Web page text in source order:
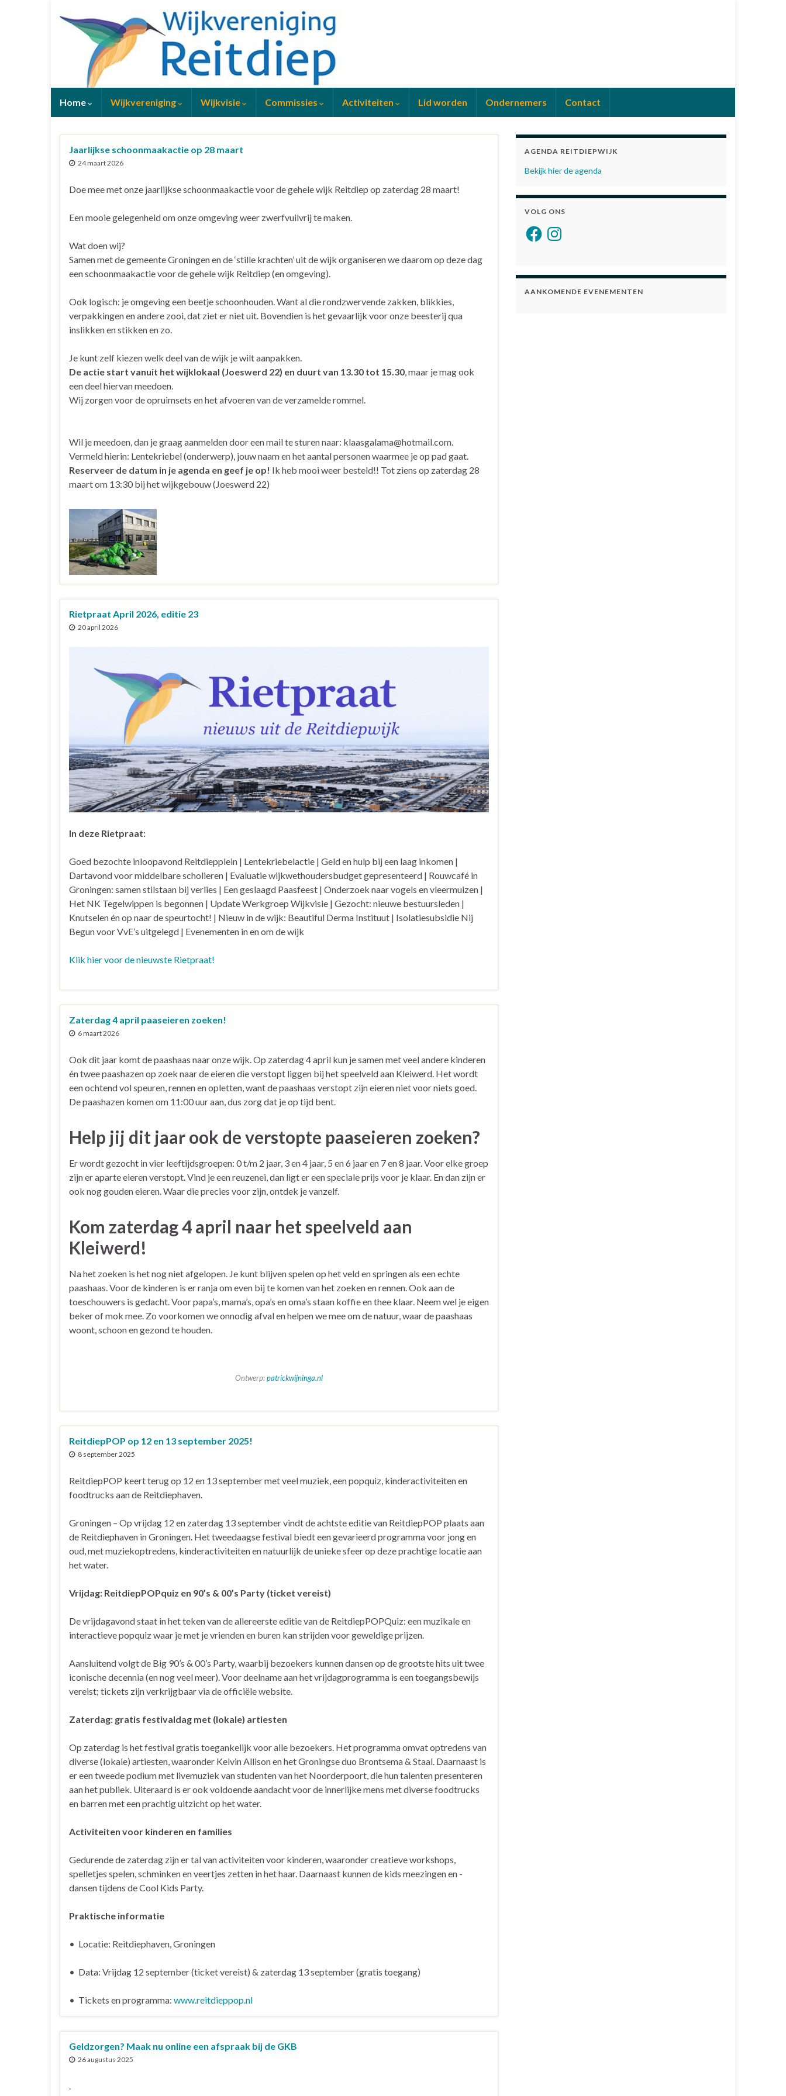
Home Wijkvereniging Wijkvisie Commissies Activiteiten Lid worden Ondernemers Contact
Jaarlijkse schoonmaakactie op 28 maart
24 maart 2026
Doe mee met onze jaarlijkse schoonmaakactie voor de gehele wijk Reitdiep op zaterdag 28 maart!
Een mooie gelegenheid om onze omgeving weer zwerfvuilvrij te maken.
Wat doen wij?
Samen met de gemeente Groningen en de ‘stille krachten’ uit de wijk organiseren we daarom op deze dag
een schoonmaakactie voor de gehele wijk Reitdiep (en omgeving).
Ook logisch: je omgeving een beetje schoonhouden. Want al die rondzwervende zakken, blikkies,
verpakkingen en andere zooi, dat ziet er niet uit. Bovendien is het gevaarlijk voor onze beesterij qua
inslikken en stikken en zo.
Je kunt zelf kiezen welk deel van de wijk je wilt aanpakken.
De actie start vanuit het wijklokaal (Joeswerd 22) en duurt van 13.30 tot 15.30, maar je mag ook
een deel hiervan meedoen.
Wij zorgen voor de opruimsets en het afvoeren van de verzamelde rommel.
Wil je meedoen, dan je graag aanmelden door een mail te sturen naar: klaasgalama@hotmail.com.
Vermeld hierin: Lentekriebel (onderwerp), jouw naam en het aantal personen waarmee je op pad gaat.
Reserveer de datum in je agenda en geef je op! Ik heb mooi weer besteld!! Tot ziens op zaterdag 28
maart om 13:30 bij het wijkgebouw (Joeswerd 22)
Rietpraat April 2026, editie 23
20 april 2026
In deze Rietpraat:
Goed bezochte inloopavond Reitdiepplein | Lentekriebelactie | Geld en hulp bij een laag inkomen |
Dartavond voor middelbare scholieren | Evaluatie wijkwethoudersbudget gepresenteerd | Rouwcafé in
Groningen: samen stilstaan bij verlies | Een geslaagd Paasfeest | Onderzoek naar vogels en vleermuizen |
Het NK Tegelwippen is begonnen | Update Werkgroep Wijkvisie | Gezocht: nieuwe bestuursleden |
Knutselen én op naar de speurtocht! | Nieuw in de wijk: Beautiful Derma Instituut | Isolatiesubsidie Nij
Begun voor VvE’s uitgelegd | Evenementen in en om de wijk
Klik hier voor de nieuwste Rietpraat!
Zaterdag 4 april paaseieren zoeken!
6 maart 2026
Ook dit jaar komt de paashaas naar onze wijk. Op zaterdag 4 april kun je samen met veel andere kinderen
én twee paashazen op zoek naar de eieren die verstopt liggen bij het speelveld aan Kleiwerd. Het wordt
een ochtend vol speuren, rennen en opletten, want de paashaas verstopt zijn eieren niet voor niets goed.
De paashazen komen om 11:00 uur aan, dus zorg dat je op tijd bent.
Help jij dit jaar ook de verstopte paaseieren zoeken?
Er wordt gezocht in vier leeftijdsgroepen: 0 t/m 2 jaar, 3 en 4 jaar, 5 en 6 jaar en 7 en 8 jaar. Voor elke groep
zijn er aparte eieren verstopt. Vind je een reuzenei, dan ligt er een speciale prijs voor je klaar. En dan zijn er
ook nog gouden eieren. Waar die precies voor zijn, ontdek je vanzelf.
Kom zaterdag 4 april naar het speelveld aan
Kleiwerd!
Na het zoeken is het nog niet afgelopen. Je kunt blijven spelen op het veld en springen als een echte
paashaas. Voor de kinderen is er ranja om even bij te komen van het zoeken en rennen. Ook aan de
toeschouwers is gedacht. Voor papa’s, mama’s, opa’s en oma’s staan koffie en thee klaar. Neem wel je eigen
beker of mok mee. Zo voorkomen we onnodig afval en helpen we mee om de natuur, waar de paashaas
woont, schoon en gezond te houden.
Ontwerp:patrickwijninga.nl
ReitdiepPOP op 12 en 13 september 2025!
8 september 2025
ReitdiepPOP keert terug op 12 en 13 september met veel muziek, een popquiz, kinderactiviteiten en
foodtrucks aan de Reitdiephaven.
Groningen – Op vrijdag 12 en zaterdag 13 september vindt de achtste editie van ReitdiepPOP plaats aan
de Reitdiephaven in Groningen. Het tweedaagse festival biedt een gevarieerd programma voor jong en
oud, met muziekoptredens, kinderactiviteiten en natuurlijk de unieke sfeer op deze prachtige locatie aan
het water.
Vrijdag: ReitdiepPOPquiz en 90’s & 00’s Party (ticket vereist)
De vrijdagavond staat in het teken van de allereerste editie van de ReitdiepPOPQuiz: een muzikale en
interactieve popquiz waar je met je vrienden en buren kan strijden voor geweldige prijzen.
Aansluitend volgt de Big 90’s & 00’s Party, waarbij bezoekers kunnen dansen op de grootste hits uit twee
iconische decennia (en nog veel meer). Voor deelname aan het vrijdagprogramma is een toegangsbewijs
vereist; tickets zijn verkrijgbaar via de officiële website.
Zaterdag: gratis festivaldag met (lokale) artiesten
Op zaterdag is het festival gratis toegankelijk voor alle bezoekers. Het programma omvat optredens van
diverse (lokale) artiesten, waaronder Kelvin Allison en het Groningse duo Brontsema & Staal. Daarnaast is
er een tweede podium met livemuziek van studenten van het Noorderpoort, die hun talenten presenteren
aan het publiek. Uiteraard is er ook voldoende aandacht voor de innerlijke mens met diverse foodtrucks
en barren met een prachtig uitzicht op het water.
Activiteiten voor kinderen en families
Gedurende de zaterdag zijn er tal van activiteiten voor kinderen, waaronder creatieve workshops,
spelletjes spelen, schminken en veertjes zetten in het haar. Daarnaast kunnen de kids meezingen en -
dansen tijdens de Cool Kids Party.
Praktische informatie
• Locatie: Reitdiephaven, Groningen
• Data: Vrijdag 12 september (ticket vereist) & zaterdag 13 september (gratis toegang)
• Tickets en programma: www.reitdieppop.nl
Geldzorgen? Maak nu online een afspraak bij de GKB
26 augustus 2025
.
AGENDA REITDIEPWIJK
Bekijk hier de agenda
VOLG ONS
FacebookInstagram
AANKOMENDE EVENEMENTEN